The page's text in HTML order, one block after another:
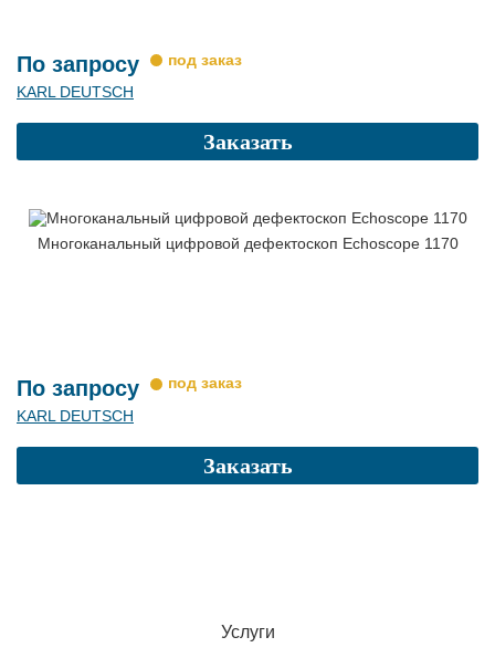
По запросу
KARL DEUTSCH
Заказать
Многоканальный цифровой дефектоскоп Echoscope 1170
По запросу
KARL DEUTSCH
Заказать
Услуги